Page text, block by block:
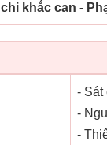
chi khắc can -
- Sát
-
-